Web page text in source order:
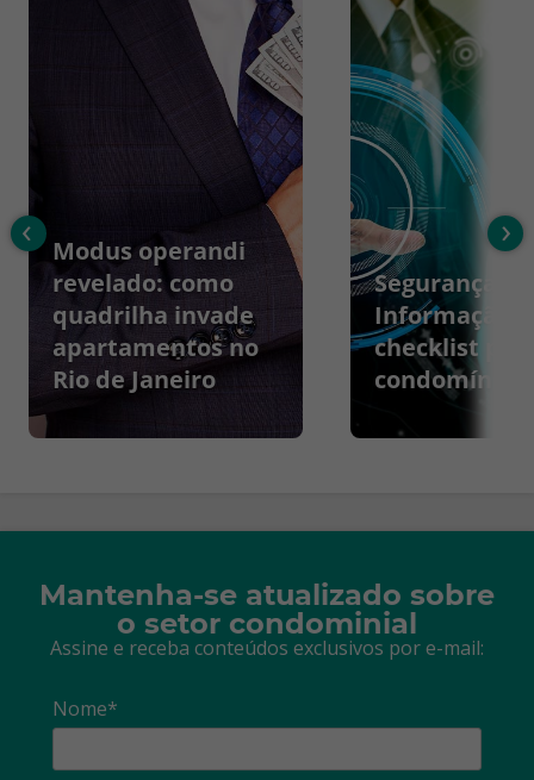
Modus operandi
revelado: como
quadrilha invade
apartamentos no
Rio de Janeiro
Segurança da
Informação:
checklist
condomínios
‹ ›
Mantenha-se atualizado sobre
o setor condominial
Assine e receba conteúdos exclusivos por e-mail:
Nome*